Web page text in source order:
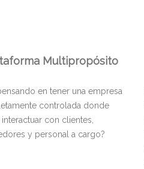
Multipropósito
en tener una empresa
controlada donde
con clientes,
y personal a cargo?